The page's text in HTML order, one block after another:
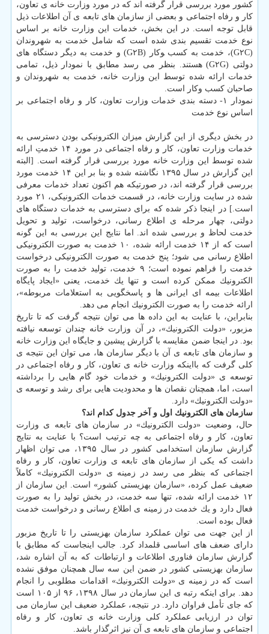
كشور مورد بررسی قرار گرفته اند كه در مورد وزارت خانه ی تعاون،
كار و رفاه اجتماعی و بعضی از سازمان های تابعه ی آن اطلاعات ذیل
قابل توجه است. در این بخش، خدمات این وزارت خانه بر اساس
نوع خدمت تقسیم بندی شده است كه شامل خدمت به شهروندان
(G۲C)، خدمت به كسب ‍وكار (G۲B) و خدمت به دیگر دستگاه های
دولتی (G۲G) هستند. بنظر می رسد مطابق با نمودار ذیل، تمامی
خدمات ارائه شده توسط این وزارت خانه، خدمت به شهروندان و
صاحبان كسب وكار است.
نمودار ۱- دسته بندی خدمات وزارت تعاون، كار و رفاه اجتماعی بر
اساس نوع خدمت
در بخش دیگری از این گزارش میزان الكترونیكی بودن دسترسی به
خدمات وزارت تعاون، كار و رفاه اجتماعی در مورد ۱۴ خدمتِ ارائه
شده توسط این وزارت خانه مورد بررسی قرار گرفته است. [البته
این گزارش در سال ۱۳۹۵ نگاشته شده و بنا بر این ۱۴ خدمت مورد
بررسی قرار گرفته اند، در صورتیكه هم اكنون تعداد خدمات معرفی
شده در سایت وزارت خانه، در قسمت خدمات الكترونیكی، ۲۱ مورد
است.] در اینجا ذكر شده كه برای دسترسی به خدمات دستگاه های
دولتی، چهار مرحله ی اطلاع رسانی، درخواست، تولید و تحویل
خدمت لحاظ و بررسی شده اند. اما نتایج این بررسی به این گونه
است كه از ۱۴ خدمت ارائه شده، ۱۰ خدمت به صورت الكترونیكی
اطلاع رسانی می شود؛ پنج خدمت به صورت الكترونیكی درخواست
خدمت را فراهم نموده است؛ ۹ خدمت، تولید خدمت را به صورت
الكترونیك ممكن كرده است و تنها یك خدمت، یعنی «ایجاد پایگاه
اطلاعات بیمه ای ایرانی ها و پاسخگویی به استعلامات مربوطه»،
ارائه خدمت را به صورت الكترونیك انجام می دهد.
بنابراین، با عنایت به این داده ها می توان نتیجه گرفت كه تا تاریخ
مزبور، «دولت الكترونیك»، در آن وزارت خانه چندان توسعه نیافته
بود. در اینجا ضمن مقایسه با گزارش پیشین و جایگاه این وزارت خانه
و سازمان های تابعه ی آن با دیگر سازمان ها، می توان این نتیجه ی
كلی گرفت كه بااینكه وزارت خانه ی تعاون، كار و رفاه اجتماعی در
توسعه ی «دولت الكترونیك» و خدمات خود گام هایی را برداشته
است، اما، همچنان نقصان ها و محدودیت هایی برای رشد و توسعه ی
«دولت الكترونیك» دارد.
سازمان­ های الكترونیك اول و آخر جدول كدام ­اند؟
حال، وضعیت «دولت الكترونیك» در سازمان های تابعه ی وزارت
تعاون، كار و رفاه اجتماعی به چه ترتیب است؟ با عنایت به نتایج
گزارش سازمان استخدامی كشور در سال ۱۳۹۵، می توان اظهار
داشت كه یكی از سازمان های تابعه ی وزارت تعاون، كار و رفاه
اجتماعی كه بنظر می رسد در زمینه ی «دولت الكترونیك» كاملاً
ضعیف عمل كرده، «سازمان بهزیستی كشور» است. این سازمان از
۱۲ خدمت ارائه شده، تنها سه خدمت، در بخش تولید را به صورت
فعال دارد و یك خدمت در زمینه ی اطلاع رسانی و درخواست خدمت
فعال بوده است.
از این جهت می توان عملكرد سازمان بهزیستی را تا تاریخ مزبور
دارای ضعف های اساسی قلمداد كرد. جالب اینجاست كه مطابق با
گزارش سازمان فناوری اطلاعات و ارتباطات كه به آن اشاره شد،
سازمان بهزیستی كشور در ضمن این سه سال همچنان موفق نشده
است كه در زمینه ی «دولت الكترونیك» اقدامات مطلوبی را انجام
دهد. برای اینكه رتبه ی این سازمان در سال ۱۳۹۸، ۹۶ از ۱۰۵ است
كه جای تأمل فراوان دارد. در نتیجه، عملكرد ضعیف این سازمان می
توان در ارزیابی عملكرد كلی وزارت خانه ی تعاون، كار و رفاه
اجتماعی و سازمان های تابعه ی آن نیز اثرگذار باشد.